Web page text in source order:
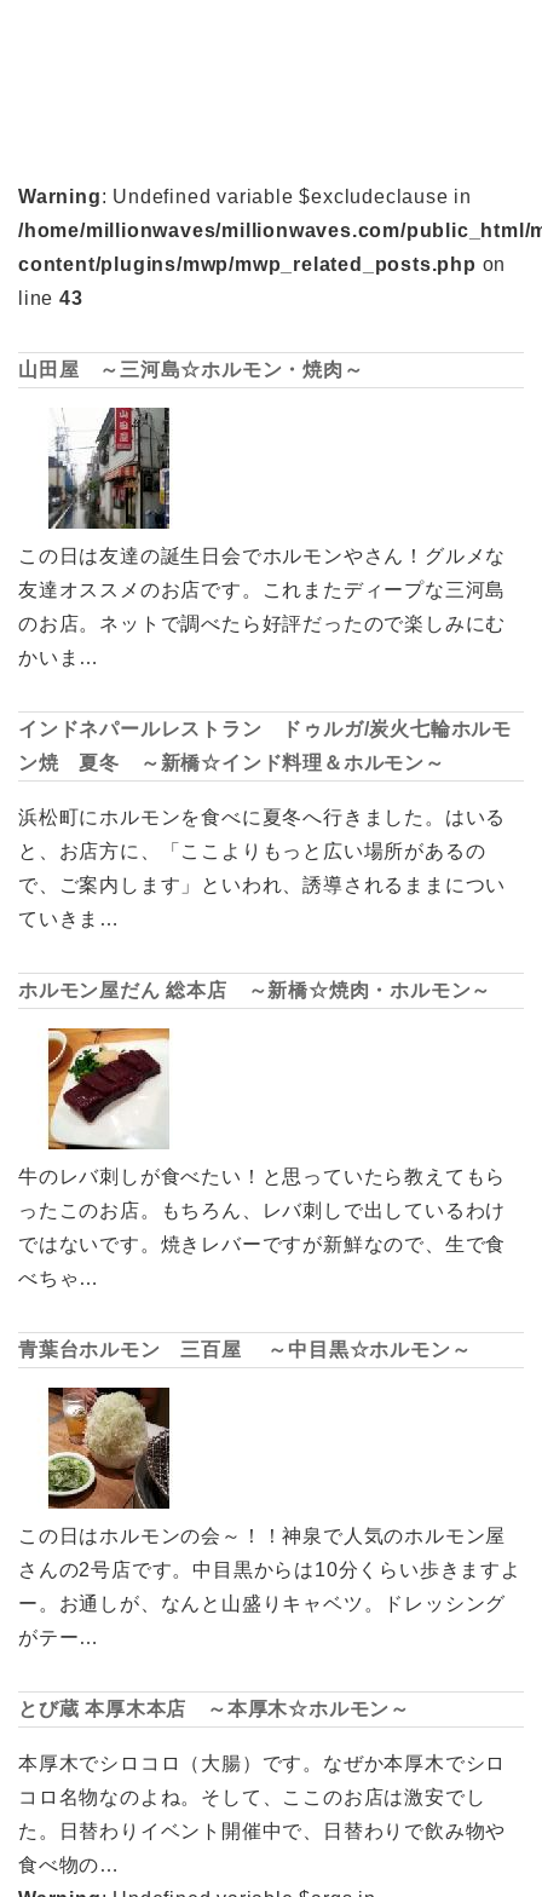
Warning: Undefined variable $excludeclause in
/home/millionwaves/millionwaves.com/public_html/
content/plugins/mwp/mwp_related_posts.php on
line 43
山田屋 ～三河島☆ホルモン・焼肉～
この日は友達の誕生日会でホルモンやさん！グルメな
友達オススメのお店です。これまたディープな三河島
のお店。ネットで調べたら好評だったので楽しみにむ
かいま…
インドネパールレストラン ドゥルガ/炭火七輪ホルモ
ン焼 夏冬 ～新橋☆インド料理＆ホルモン～
浜松町にホルモンを食べに夏冬へ行きました。はいる
と、お店方に、「ここよりもっと広い場所があるの
で、ご案内します」といわれ、誘導されるままについ
ていきま…
ホルモン屋だん 総本店 ～新橋☆焼肉・ホルモン～
牛のレバ刺しが食べたい！と思っていたら教えてもら
ったこのお店。もちろん、レバ刺しで出しているわけ
ではないです。焼きレバーですが新鮮なので、生で食
べちゃ…
青葉台ホルモン 三百屋 ～中目黒☆ホルモン～
この日はホルモンの会～！！神泉で人気のホルモン屋
さんの2号店です。中目黒からは10分くらい歩きますよ
ー。お通しが、なんと山盛りキャベツ。ドレッシング
がテー…
とび蔵 本厚木本店 ～本厚木☆ホルモン～
本厚木でシロコロ（大腸）です。なぜか本厚木でシロ
コロ名物なのよね。そして、ここのお店は激安でし
た。日替わりイベント開催中で、日替わりで飲み物や
食べ物の…